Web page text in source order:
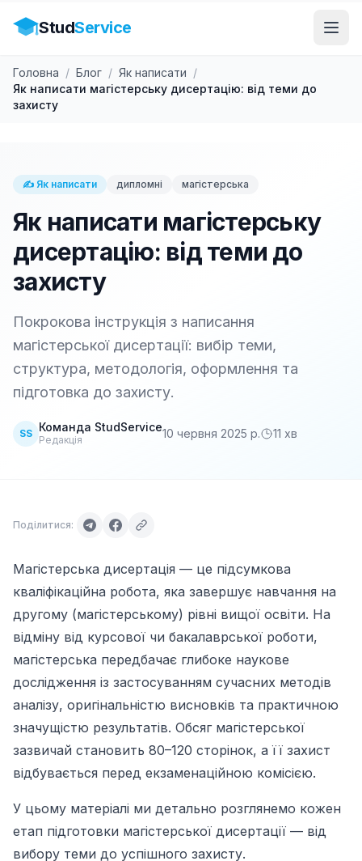
StudService
Головна / Блог / Як написати /
Як написати магістерську дисертацію: від теми до
захисту
✍️ Як написати дипломні магістерська
Як написати магістерську
дисертацію: від теми до
захисту
Покрокова інструкція з написання
магістерської дисертації: вибір теми,
структура, методологія, оформлення та
підготовка до захисту.
SS Команда StudService
Редакція 10 червня 2025 р. 11 хв
Поділитися:
Магістерська дисертація — це підсумкова
кваліфікаційна робота, яка завершує навчання на
другому (магістерському) рівні вищої освіти. На
відміну від курсової чи бакалаврської роботи,
магістерська передбачає глибоке наукове
дослідження із застосуванням сучасних методів
аналізу, оригінальністю висновків та практичною
значущістю результатів. Обсяг магістерської
зазвичай становить 80–120 сторінок, а її захист
відбувається перед екзаменаційною комісією.
У цьому матеріалі ми детально розглянемо кожен
етап підготовки магістерської дисертації — від
вибору теми до успішного захисту.